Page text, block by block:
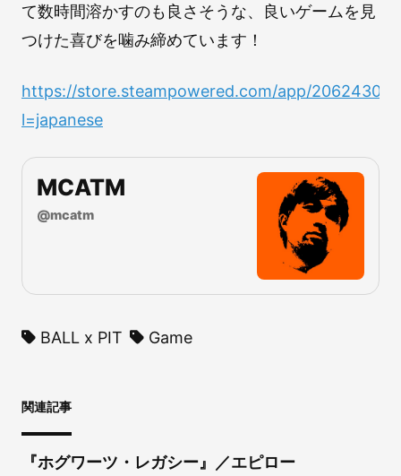
て数時間溶かすのも良さそうな、良いゲームを見
つけた喜びを噛み締めています！
https://store.steampowered.com/app/2062430/
l=japanese
MCATM
@mcatm
BALL x PIT Game
関連記事
『ホグワーツ・レガシー』／エピロー